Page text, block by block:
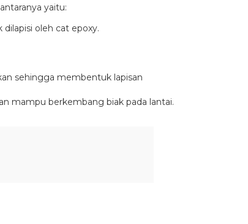
yaitu:
oleh cat epoxy.
sehingga membentuk lapisan
mampu berkembang biak pada lantai.